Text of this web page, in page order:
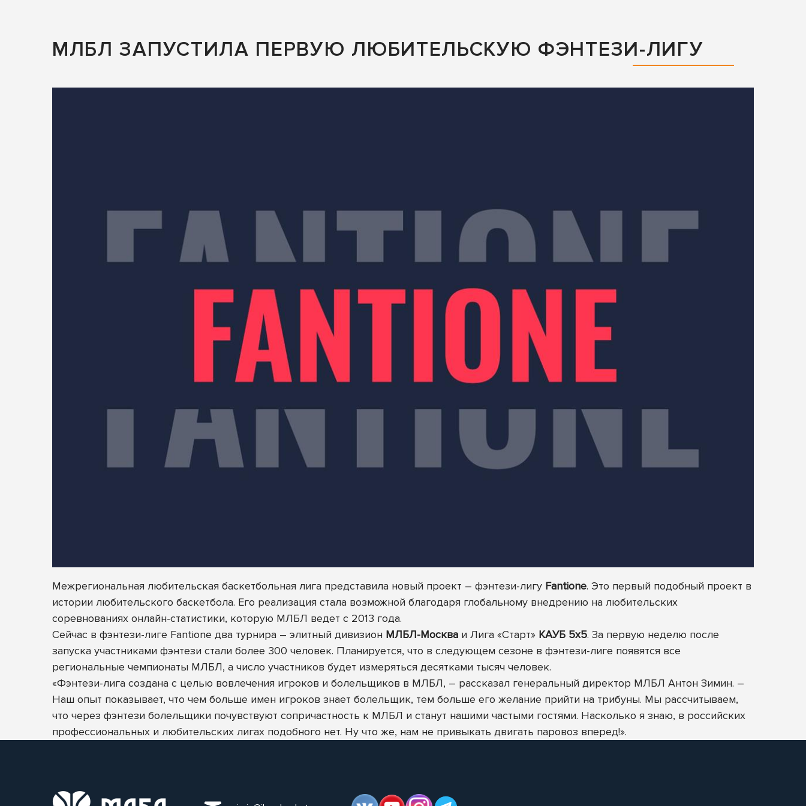
МЛБЛ ЗАПУСТИЛА ПЕРВУЮ ЛЮБИТЕЛЬСКУЮ ФЭНТЕЗИ-ЛИГУ
Межрегиональная любительская баскетбольная лига представила новый проект – фэнтези-лигу Fantione. Это первый подобный проект в
истории любительского баскетбола. Его реализация стала возможной благодаря глобальному внедрению на любительских
соревнованиях онлайн-статистики, которую МЛБЛ ведет с 2013 года.
Сейчас в фэнтези-лиге Fantione два турнира – элитный дивизион МЛБЛ-Москва и Лига «Старт» КАУБ 5х5. За первую неделю после
запуска участниками фэнтези стали более 300 человек. Планируется, что в следующем сезоне в фэнтези-лиге появятся все
региональные чемпионаты МЛБЛ, а число участников будет измеряться десятками тысяч человек.
«Фэнтези-лига создана с целью вовлечения игроков и болельщиков в МЛБЛ, – рассказал генеральный директор МЛБЛ Антон Зимин. –
Наш опыт показывает, что чем больше имен игроков знает болельщик, тем больше его желание прийти на трибуны. Мы рассчитываем,
что через фэнтези болельщики почувствуют сопричастность к МЛБЛ и станут нашими частыми гостями. Насколько я знаю, в российских
профессиональных и любительских лигах подобного нет. Ну что же, нам не привыкать двигать паровоз вперед!».